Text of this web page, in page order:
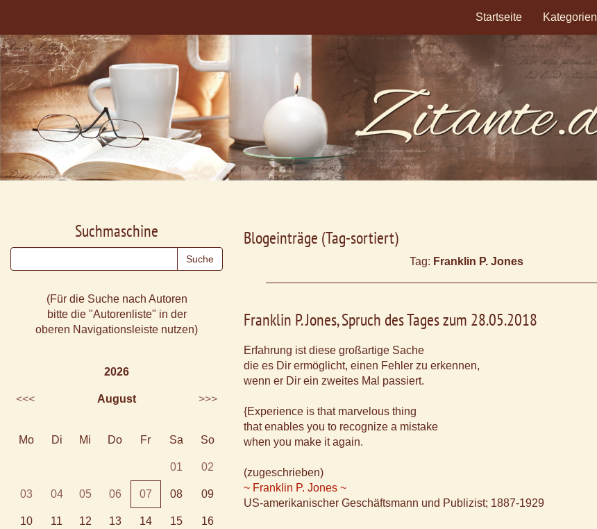
Startseite Kategorien
Blogeinträge (Tag-sortiert)
Tag: Franklin P. Jones
Franklin P. Jones, Spruch des Tages zum 28.05.2018
Erfahrung ist diese großartige Sache
die es Dir ermöglicht, einen Fehler zu erkennen,
wenn er Dir ein zweites Mal passiert.
{Experience is that marvelous thing
that enables you to recognize a mistake
when you make it again.
(zugeschrieben)
~ Franklin P. Jones ~
US-amerikanischer Geschäftsmann und Publizist; 1887-1929
Suchmaschine
(Für die Suche nach Autoren
bitte die "Autorenliste" in der
oberen Navigationsleiste nutzen)
2026
<<< August >>>
Mo Di Mi Do Fr Sa So
01 02
03 04 05 06 07 08 09
10 11 12 13 14 15 16